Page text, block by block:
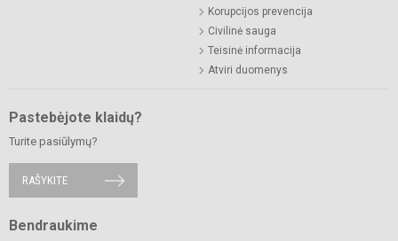
Korupcijos prevencija
Civilinė sauga
Teisinė informacija
Atviri duomenys
Pastebėjote klaidų?
Turite pasiūlymų?
RAŠYKITE
Bendraukime